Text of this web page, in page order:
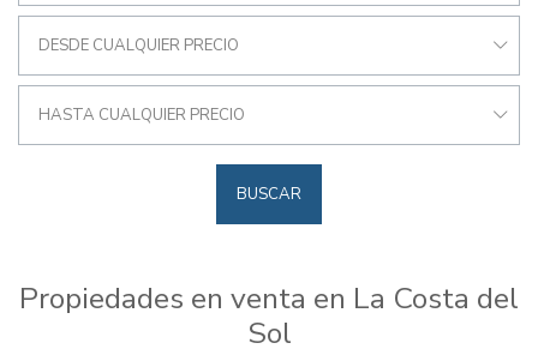
DESDE CUALQUIER PRECIO
HASTA CUALQUIER PRECIO
BUSCAR
Propiedades en venta en La Costa del
Sol